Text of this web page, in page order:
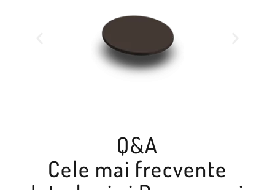
Q&A
Cele mai frecvente